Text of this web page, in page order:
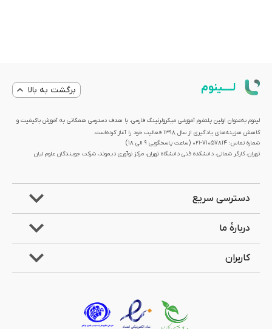
لــــینوم برگشت به بالا
لینوم به‌عنوان اولین پلتفرم آموزشی میکرولرنینگ فارسی، با هدف دسترسی همگانی به آموزش باکیفیت و
کاهش هزینه‌های یادگیری از سال 1398 فعالیت خود را آغاز کرده‌است.
شماره تماس: 71057814-021 (ساعت پاسخگویی ۹ الی ۱۸)
تهران، کارگر شمالی، دانشکده فنی دانشگاه تهران، مرکز نوآوری دیموند، شرکت جویندگان علوم لیان
دسترسی سریع
دربارۀ ما
کاربران